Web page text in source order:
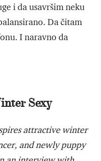
i da usavršim neku
Da čitam
I naravno da
Sexy
attractive winter
and newly puppy